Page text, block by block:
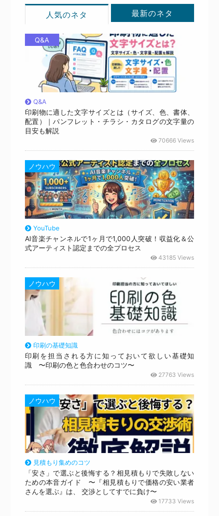
人気のネタ 最新のネタ
Q&A
Q&A
印刷物に適した文字サイズとは（サイズ、色、書体、
配置）｜パンフレット・チラシ・カタログの文字量の
目安も解説
70666 Views
ノウハウ
YouTube
AI音楽チャンネルで1ヶ月で1,000人突破！収益化＆公
式アーティスト認定までの全プロセス
43185 Views
ノウハウ
印刷の基礎知識
印刷を担当される方に知っておいて欲しい基礎知
識 〜印刷の色と色合わせのコツ〜
27763 Views
ノウハウ
見積もり集めのコツ
「安さ」で選ぶと後悔する？相見積もりで失敗しない
ための本音ガイド 〜『相見積もりで価格の安い業者
さんを選ぶ』は、 交渉としてすでに負け〜
17733 Views